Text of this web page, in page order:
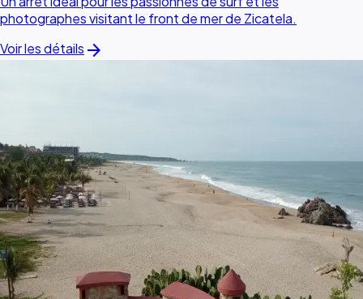
photographes visitant le front de mer de Zicatela.
Voir les détails arrow_forward